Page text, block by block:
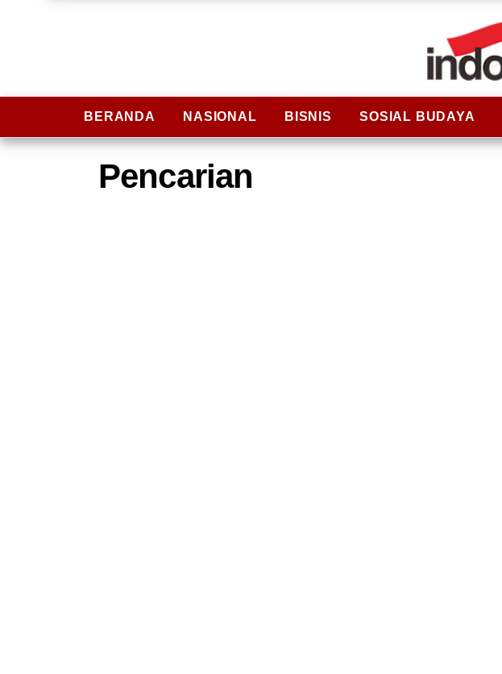
BERANDA NASIONAL BISNIS SOSIAL BUDAYA
Pencarian